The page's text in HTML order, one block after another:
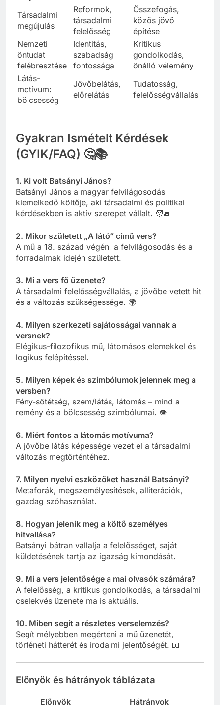
Társadalmi
Reformok,
társadalmi
felelősség
Összefogás,
közös jövő
építése
Nemzeti
öntudat
felébresztése
Identitás,
szabadság
Kritikus
gondolkodás,
Látás-
motívum:
Jövőbelátás,
Tudatosság,
Gyakran Ismételt Kérdések
(GYIK/FAQ) 🤔📚
1. Ki volt Batsányi János?
Batsányi János a magyar felvilágosodás
kiemelkedő költője, aki társadalmi és politikai
2. Mikor született „A látó” című vers?
A mű a 18. század végén, a felvilágosodás és a
3. Mi a vers fő üzenete?
A társadalmi felelősségvállalás, a jövőbe vetett hit
4. Milyen szerkezeti sajátosságai vannak a
versnek?
Elégikus-filozofikus mű, látomásos elemekkel és
5. Milyen képek és szimbólumok jelennek meg a
versben?
Fény-sötétség, szem/látás, látomás – mind a
6. Miért fontos a látomás motívuma?
A jövőbe látás képessége vezet el a társadalmi
7. Milyen nyelvi eszközöket használ Batsányi?
Metaforák, megszemélyesítések, alliterációk,
8. Hogyan jelenik meg a költő személyes
hitvallása?
Batsányi bátran vállalja a felelősséget, saját
9. Mi a vers jelentősége a mai olvasók számára?
A felelősség, a kritikus gondolkodás, a társadalmi
10. Miben segít a részletes verselemzés?
Segít mélyebben megérteni a mű üzenetét,
Előnyök és hátrányok táblázata